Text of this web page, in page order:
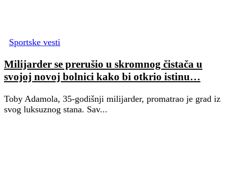
Sportske vesti
Milijarder se prerušio u skromnog čistača u
svojoj novoj bolnici kako bi otkrio istinu…
Toby Adamola, 35-godišnji milijarder, promatrao je grad iz
svog luksuznog stana. Sav...